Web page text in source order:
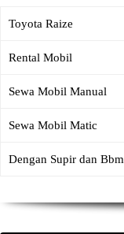
Toyota Raize
Rental Mobil
Sewa Mobil Manual
Sewa Mobil Matic
Dengan Supir dan Bbm